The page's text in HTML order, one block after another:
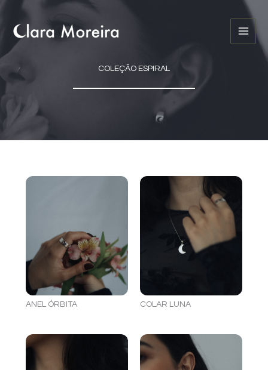
para
COLEÇÃO ESPIRAL
ANEL ÓRBITA COLAR LUNA